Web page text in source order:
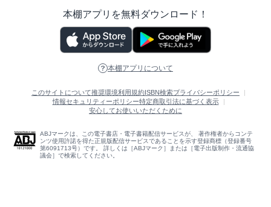
本棚アプリを無料ダウンロード！
本棚アプリについて
このサイトについて推奨環境利用規約ISBN検索プライバシーポリシー
情報セキュリティーポリシー特定商取引法に基づく表示
安心してお使いいただくために
ABJマークは、この電子書店・電子書籍配信サービスが、 著作権者からコンテ
ンツ使用許諾を得た正規版配信サービスであることを示す登録商標（登録番号
第6091713号）です。 詳しくは［ABJマーク］または［電子出版制作・流通協
議会］で検索してください。